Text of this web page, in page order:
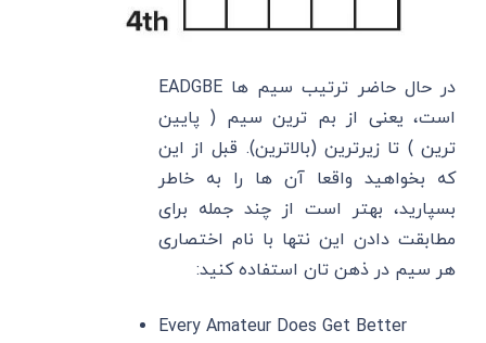
در حال حاضر ترتیب سیم ها EADGBE
است، یعنی از بم ترین سیم ( پایین
ترین ) تا زیرترین (بالاترین). قبل از این
که بخواهید واقعا آن ها را به خاطر
بسپارید، بهتر است از چند جمله برای
مطابقت دادن این نتها با نام اختصاری
هر سیم در ذهن تان استفاده کنید:
Every Amateur Does Get Better